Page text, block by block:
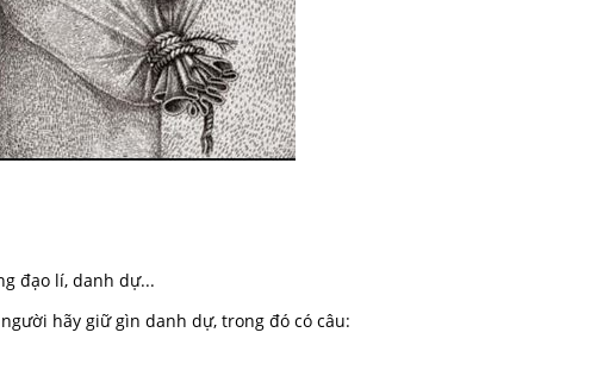
đạo lí, danh dự...
hãy giữ gìn danh dự, trong đó có câu: